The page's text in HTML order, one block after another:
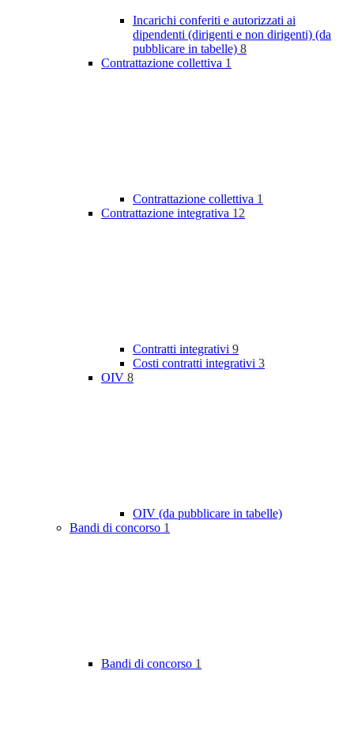
Incarichi conferiti e autorizzati ai
dipendenti (dirigenti e non dirigenti) (da
pubblicare in tabelle) 8
Contrattazione collettiva 1
Contrattazione collettiva 1
Contrattazione integrativa 12
Contratti integrativi 9
Costi contratti integrativi 3
OIV 8
OIV (da pubblicare in tabelle)
Bandi di concorso 1
Bandi di concorso 1